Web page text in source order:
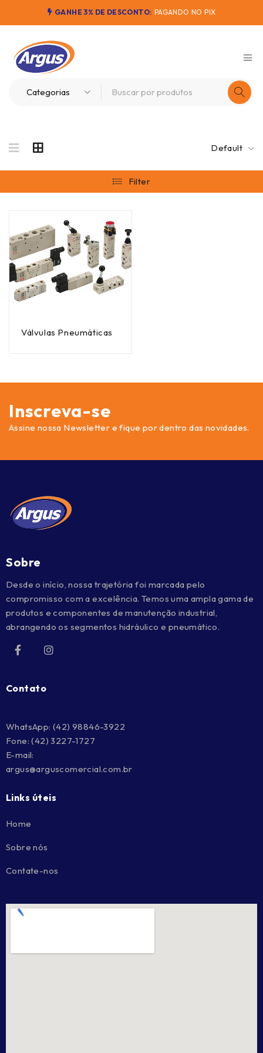
GANHE 3% DE DESCONTO: PAGANDO NO PIX
Default
Filter
Válvulas Pneumáticas
Inscreva-se
Assine nossa Newsletter e fique por dentro das novidades.
Sobre
Desde o início, nossa trajetória foi marcada pelo
compromisso com a excelência. Temos uma ampla gama de
produtos e componentes de manutenção industrial,
abrangendo os segmentos hidráulico e pneumático.
Contato
WhatsApp:(42) 98846-3922
Fone:(42) 3227-1727
E-mail:
argus@arguscomercial.com.br
Links úteis
Home
Sobre nós
Contate-nos